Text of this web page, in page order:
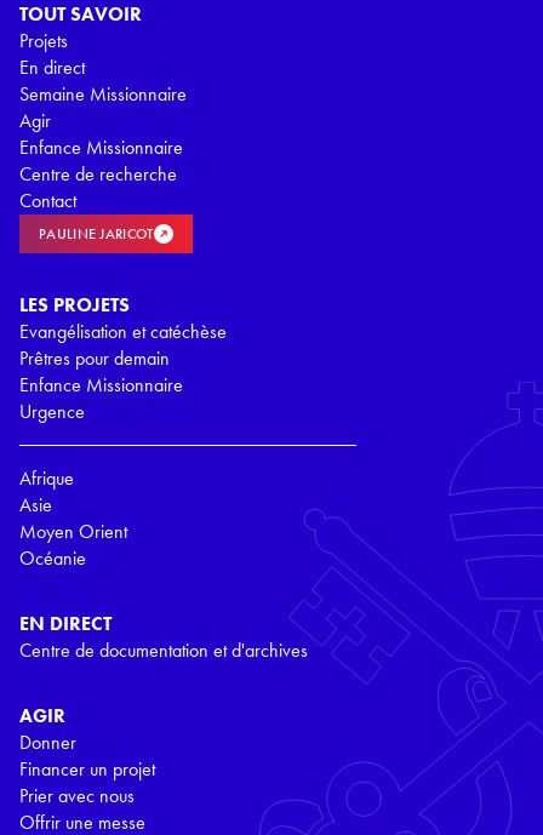
TOUT SAVOIR
Projets
En direct
Semaine Missionnaire
Agir
Enfance Missionnaire
Centre de recherche
Contact
PAULINE JARICOT
LES PROJETS
Evangélisation et catéchèse
Prêtres pour demain
Enfance Missionnaire
Urgence
Afrique
Asie
Moyen Orient
Océanie
EN DIRECT
Centre de documentation et d'archives
AGIR
Donner
Financer un projet
Prier avec nous
Offrir une messe